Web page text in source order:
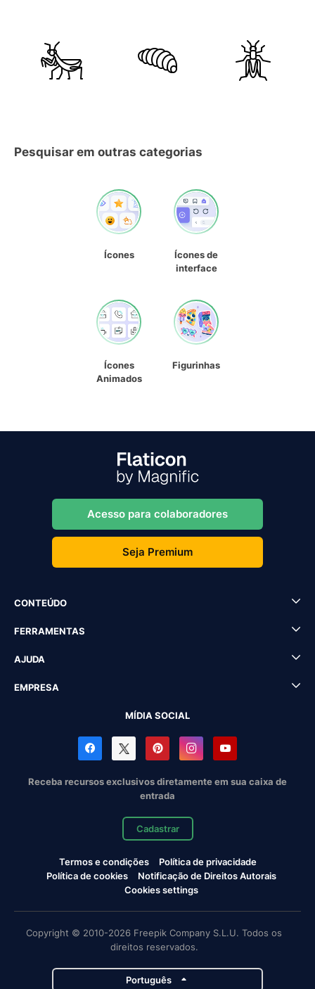
Pesquisar em outras categorias
Ícones
Ícones de
interface
Ícones
Animados
Figurinhas
Acesso para colaboradores
Seja Premium
CONTEÚDO
FERRAMENTAS
AJUDA
EMPRESA
MÍDIA SOCIAL
Receba recursos exclusivos diretamente em sua caixa de
entrada
Cadastrar
Termos e condições
Política de privacidade
Política de cookies
Notificação de Direitos Autorais
Cookies settings
Copyright © 2010-2026 Freepik Company S.L.U. Todos os
direitos reservados.
Português